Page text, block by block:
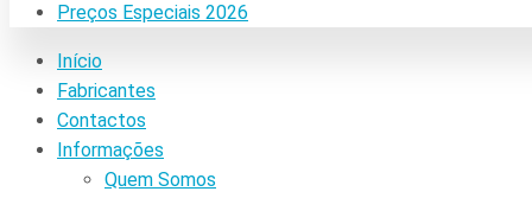
Preços Especiais 2026
Início
Fabricantes
Contactos
Informações
Quem Somos